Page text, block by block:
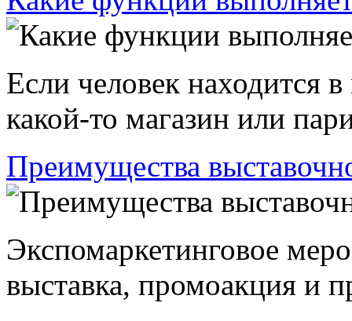
Если человек находится
какой-то магазин или
Преимущества
Экспомаркетинговое
выставка, промоакция и